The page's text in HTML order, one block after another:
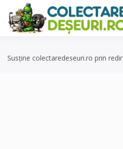
content
Susține colectaredeseuri.ro prin